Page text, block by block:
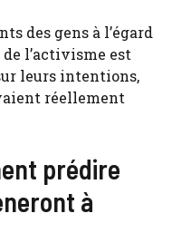
des gens à l’égard
l’activisme est
leurs intentions,
réellement
prédire
à